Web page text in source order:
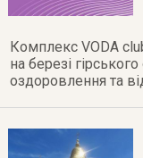
Комплекс VODA
на березі
оздоровлення та